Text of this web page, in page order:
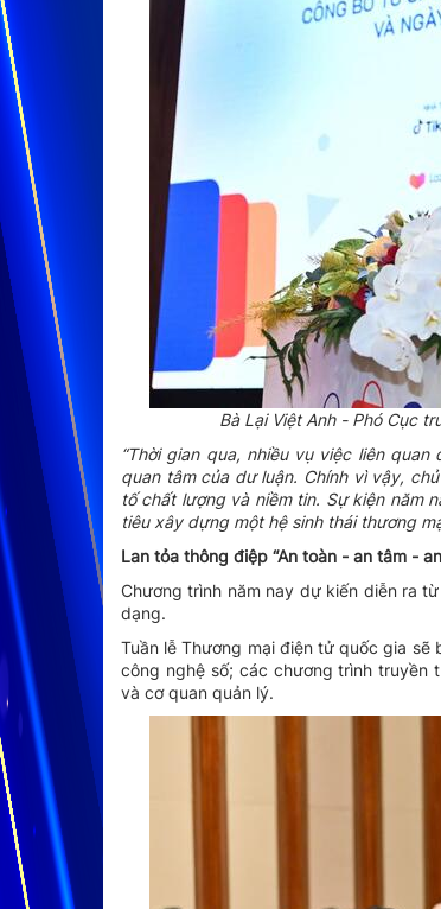
Bà Lại Việt Anh - Phó Cục
“Thời gian qua, nhiều vụ việc liên
quan tâm của dư luận. Chính vì vậy,
tố chất lượng và niềm tin. Sự kiện năm
tiêu xây dựng một hệ sinh thái thương
Lan tỏa thông điệp “An toàn - an tâm -
Chương trình năm nay dự kiến diễn ra
dạng.
Tuần lễ Thương mại điện tử quốc gia
công nghệ số; các chương trình truyền
và cơ quan quản lý.